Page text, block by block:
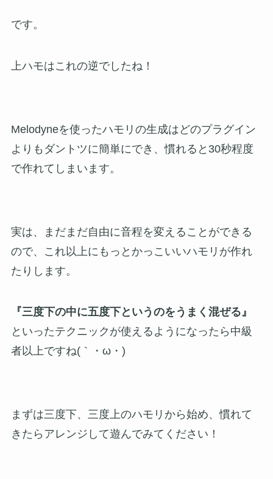
です。
上ハモはこれの逆でしたね！
Melodyneを使ったハモリの生成はどのプラグイン
よりもダントツに簡単にでき、慣れると30秒程度
で作れてしまいます。
実は、まだまだ自由に音程を変えることができる
ので、これ以上にもっとかっこいいハモリが作れ
たりします。
『三度下の中に五度下というのをうまく混ぜる』
といったテクニックが使えるようになったら中級
者以上ですね(｀・ω・)ゞ
まずは三度下、三度上のハモリから始め、慣れて
きたらアレンジして遊んでみてください！